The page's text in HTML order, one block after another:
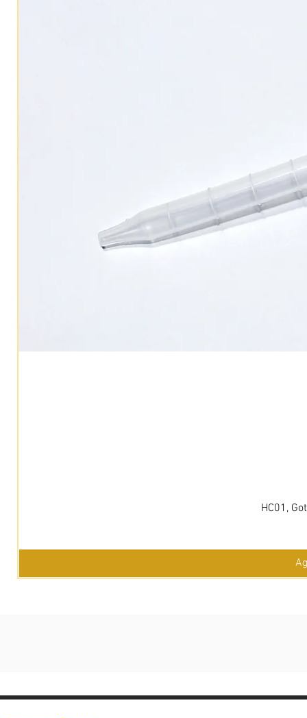
HC01,